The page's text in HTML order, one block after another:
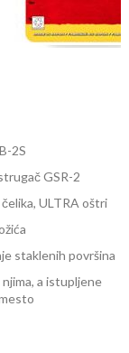
2S
GSR-2
ULTRA oštri
staklenih površina
a istupljene